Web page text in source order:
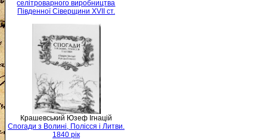
селітроварного виробництва
Південної Сіверщини XVII ст.
Крашевський Юзеф Ігнацій
Спогади з Волині, Полісся і Литви.
1840 рік